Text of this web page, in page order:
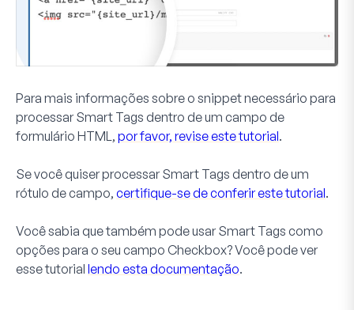
Para mais informações sobre o snippet necessário para
processar Smart Tags dentro de um campo de
formulário HTML, por favor, revise este tutorial.
Se você quiser processar Smart Tags dentro de um
rótulo de campo, certifique-se de conferir este tutorial.
Você sabia que também pode usar Smart Tags como
opções para o seu campo Checkbox? Você pode ver
esse tutorial lendo esta documentação.